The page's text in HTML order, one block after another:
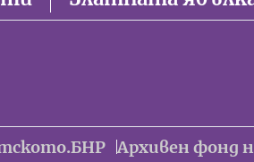
Архивен фонд